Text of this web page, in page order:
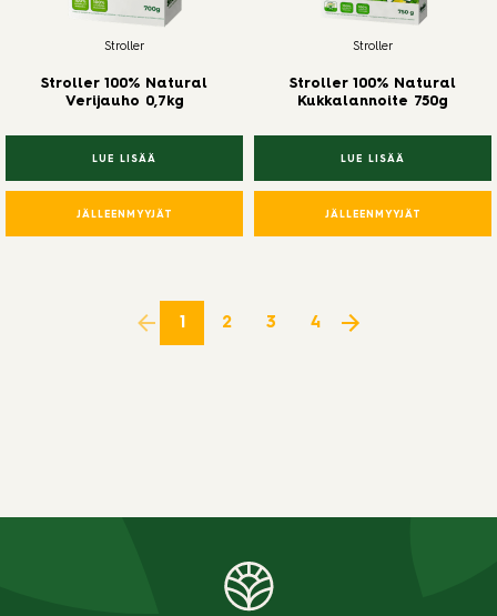
Stroller
Stroller 100% Natural
Verijauho 0,7kg
LUE LISÄÄ
JÄLLEENMYYJÄT
Stroller
Stroller 100% Natural
Kukkalannoite 750g
LUE LISÄÄ
JÄLLEENMYYJÄT
2 3 4